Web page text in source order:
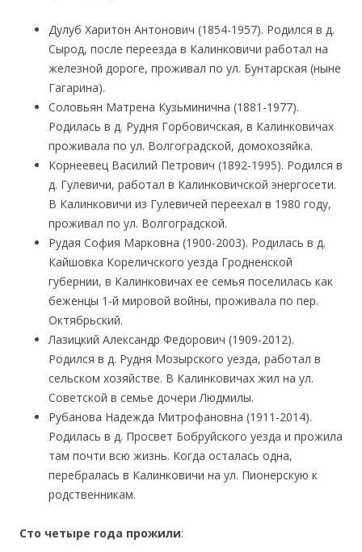
Дулуб Харитон Антонович (1854-1957). Родился в д.
Сырод, после переезда в Калинковичи работал на
железной дороге, проживал по ул. Бунтарская (ныне
Гагарина).
Соловьян Матрена Кузьминична (1881-1977).
Родилась в д. Рудня Горбовичская, в Калинковичах
проживала по ул. Волгоградской, домохозяйка.
Корнеевец Василий Петрович (1892-1995). Родился в
д. Гулевичи, работал в Калинковичской энергосети.
В Калинковичи из Гулевичей переехал в 1980 году,
проживал по ул. Волгоградской.
Рудая София Марковна (1900-2003). Родилась в д.
Кайшовка Кореличского уезда Гродненской
губернии, в Калинковичах ее семья поселилась как
беженцы 1-й мировой войны, проживала по пер.
Октябрьский.
Лазицкий Александр Федорович (1909-2012).
Родился в д. Рудня Мозырского уезда, работал в
сельском хозяйстве. В Калинковичах жил на ул.
Советской в семье дочери Людмилы.
Рубанова Надежда Митрофановна (1911-2014).
Родилась в д. Просвет Бобруйского уезда и прожила
там почти всю жизнь. Когда осталась одна,
перебралась в Калинковичи на ул. Пионерскую к
родственникам.
Сто четыре года прожили: